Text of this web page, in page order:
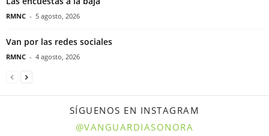
RMNC - 5 agosto, 2026
Van por las redes sociales
RMNC - 4 agosto, 2026
SÍGUENOS EN INSTAGRAM
@VANGUARDIASONORA